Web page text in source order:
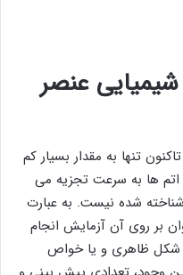
عنصر
تنها به مقدار بسیار کم
ها به سرعت تجزیه می
شده نیست. به عبارت
بر روی آن آزمایش انجام
شكل ظاهری و یا خواص